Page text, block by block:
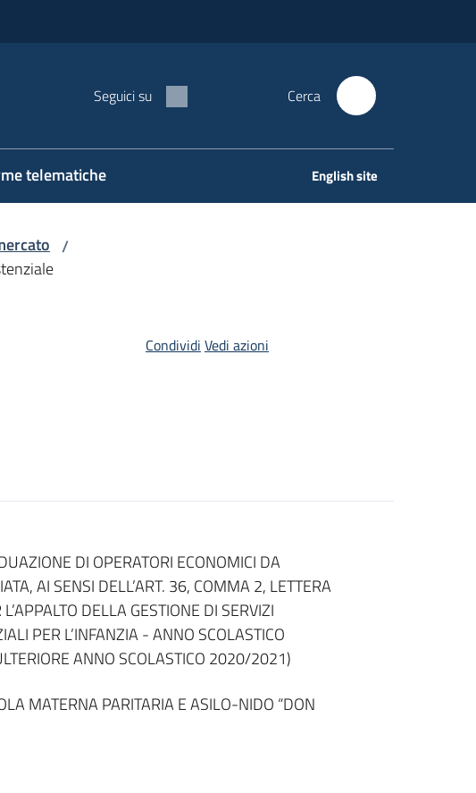
Seguici su Cerca
telematiche English site
/
Condividi Vedi azioni
DI OPERATORI ECONOMICI DA
AI SENSI DELL’ART. 36, COMMA 2, LETTERA
DELLA GESTIONE DI SERVIZI
PER L’INFANZIA - ANNO SCOLASTICO
ANNO SCOLASTICO 2020/2021)
MATERNA PARITARIA E ASILO-NIDO “DON